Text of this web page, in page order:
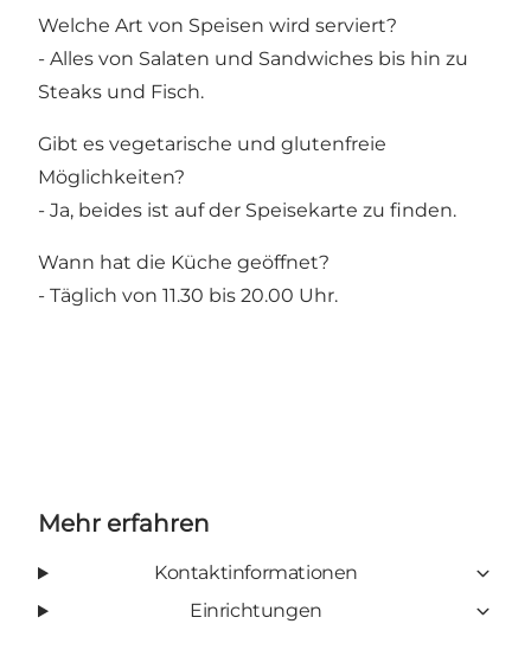
Welche Art von Speisen wird serviert?
- Alles von Salaten und Sandwiches bis hin zu
Steaks und Fisch.
Gibt es vegetarische und glutenfreie
Möglichkeiten?
- Ja, beides ist auf der Speisekarte zu finden.
Wann hat die Küche geöffnet?
- Täglich von 11.30 bis 20.00 Uhr.
Mehr erfahren
Kontaktinformationen
Einrichtungen